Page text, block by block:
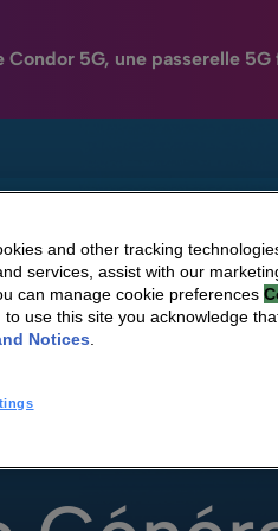
Condor 5G, une passerelle
and other tracking
services, assist with our
can manage cookie preferences
to use this site you acknowledge
Notices